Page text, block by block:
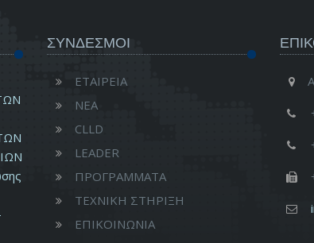
ΣΥΝΔΕΣΜΟΙ
ΕΤΑΙΡΕΙΑ
ΝΕΑ
CLLD
LEADER
ΠΡΟΓΡΑΜΜΑΤΑ
ΤΕΧΝΙΚΗ ΣΤΗΡΙΞΗ
ΕΠΙΚΟΙΝΩΝΙΑ